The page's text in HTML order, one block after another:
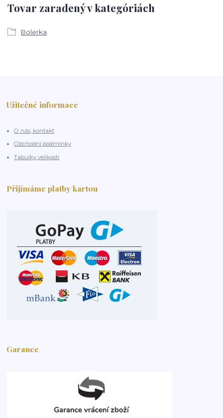
Tovar zaradený v kategóriách
Bolerka
Užitečné informace
O nás, kontakt
Obchodní podmínky
Tabulky velikostí
Přijímáme platby kartou
Garance